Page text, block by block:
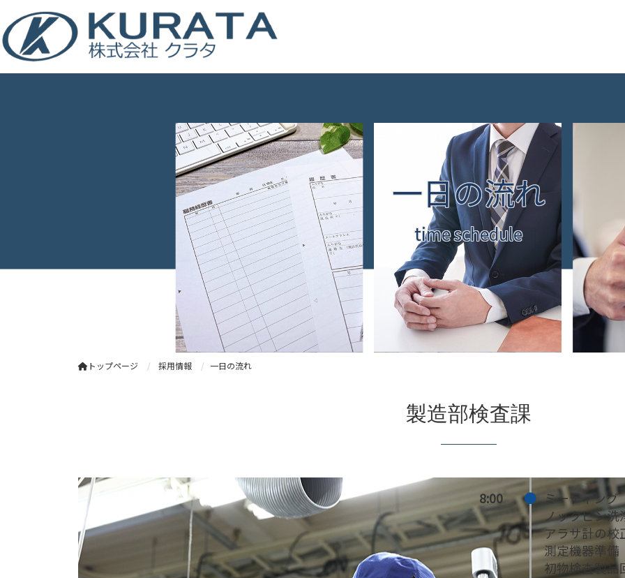
一日の流れ
time schedule
トップページ 採用情報 一日の流れ
製造部検査課
8:00
ミーティング
ノックピン洗
アラサ計の校
測定機器準備
初物検査製品